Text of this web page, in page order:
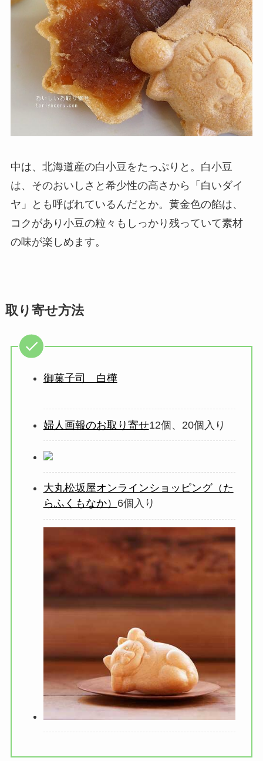
中は、北海道産の白小豆をたっぷりと。白小豆
は、そのおいしさと希少性の高さから「白いダイ
ヤ」とも呼ばれているんだとか。黄金色の餡は、
コクがあり小豆の粒々もしっかり残っていて素材
の味が楽しめます。
取り寄せ方法
御菓子司 白樺
婦人画報のお取り寄せ12個、20個入り
大丸松坂屋オンラインショッピング（た
らふくもなか） 6個入り